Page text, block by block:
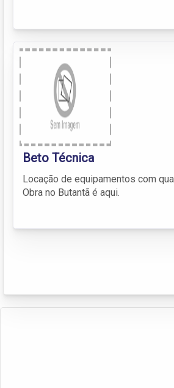
Beto Técnica
Locação de equipamentos com
Obra no Butantã é aqui.